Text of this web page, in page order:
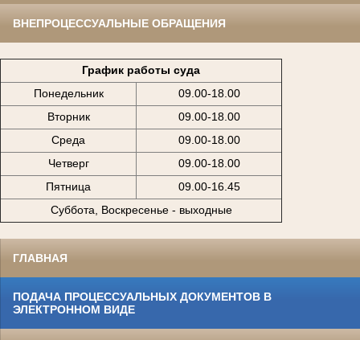
ВНЕПРОЦЕССУАЛЬНЫЕ ОБРАЩЕНИЯ
График работы суда
Понедельник
09.00-18.00
Вторник
09.00-18.00
Среда
09.00-18.00
Четверг
09.00-18.00
Пятница
09.00-16.45
Суббота, Воскресенье - выходные
ГЛАВНАЯ
ПОДАЧА ПРОЦЕССУАЛЬНЫХ ДОКУМЕНТОВ В
ЭЛЕКТРОННОМ ВИДЕ